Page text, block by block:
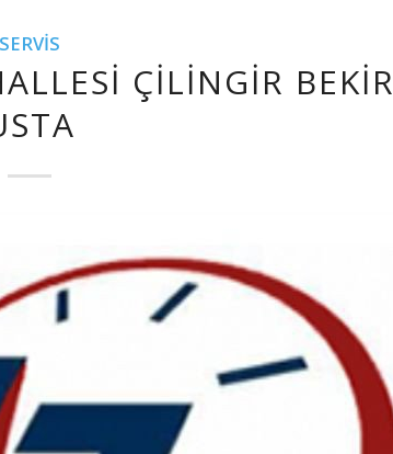
SERVIS
ÇILINGIR BEKIR